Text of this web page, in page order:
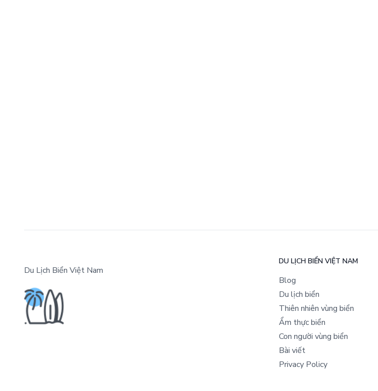
Du Lịch Biển Việt Nam
DU LỊCH BIỂN VIỆT NAM
Blog
Du lịch biển
Thiên nhiên vùng biển
Ẩm thực biển
Con người vùng biển
Bài viết
Privacy Policy